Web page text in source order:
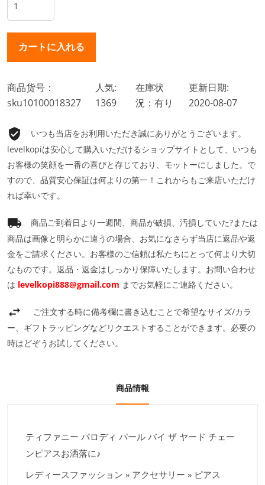
商品货号：
sku10100018327
人気:
1369
在庫状
況：有り
更新日期:
2020-08-07
いつも当店をお利用いただき誠にありがとうございます。
levelkopiは安心して購入いただけるショップサイトとして、いつも
お客様の笑顔を一番の喜びと存じており、モットーにしました。で
すので、品質安心保証は何よりの第一！これからもご来店いただけ
れば幸いです。
商品ご到着日より一週間、商品が破損、汚損していた?または
商品は画像と明らかに違うの場合、お気になさらず当店に返品や返
金をご請求ください。お客様のご信頼は私たちにとって何より大切
なものです。返品・返金はしっかり保障いたします。お問い合わせ
は levelkopi888@gmail.com までお気軽にご連絡ください。
ご注文する時に備考欄に書き込むことで希望なサイズ/カラ
ー、ギフトラッピングなどリクエストすることができます。必要の
時はどぞうお試してください。
商品情報
ティファニー パロディ パール バイ ザ ヤード チェー
ンピアスお洒落に♪
レディースファッション » アクセサリー » ピアス